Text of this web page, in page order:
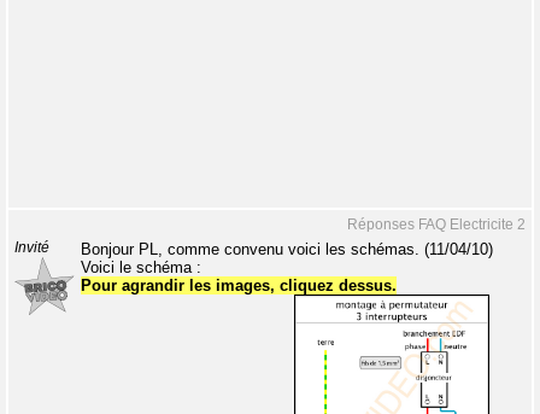
Réponses FAQ Electricite 2
Invité
Bonjour PL, comme convenu voici les schémas. (11/04/10)
Voici le schéma :
Pour agrandir les images, cliquez dessus.